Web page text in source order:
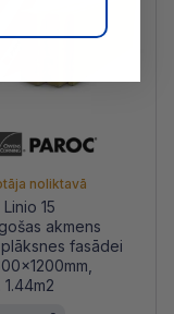
noliktavā
15
akmens
fasādei